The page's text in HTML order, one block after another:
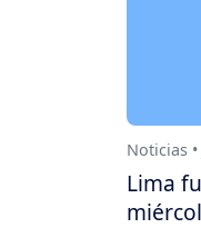
Noticias
Lima